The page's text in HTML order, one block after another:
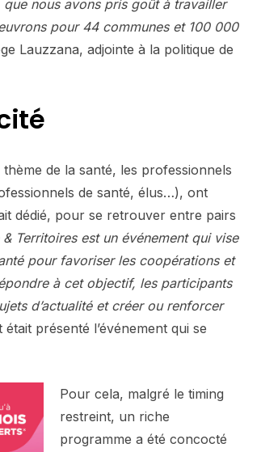
nous avons pris goût à travailler
pour 44 communes et 100 000
Lauzzana, adjointe à la politique de
de la santé, les professionnels
de santé, élus…), ont
dédié, pour se retrouver entre pairs
& Territoires est un événement qui vise
pour favoriser les coopérations et
à cet objectif, les participants
d’actualité et créer ou renforcer
présenté l’événement qui se
Pour cela, malgré le timing
restreint, un riche
programme a été concocté